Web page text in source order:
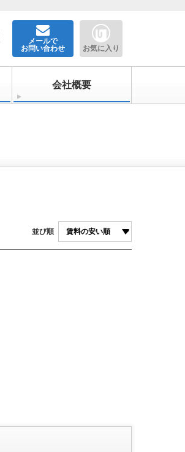
メールで
お問い合わせ お気に入り
会社概要
並び順